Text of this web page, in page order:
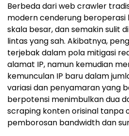
Berbeda dari web crawler
modern cenderung beroperasi
skala besar, dan semakin sulit
lintas yang sah. Akibatnya,
terjebak dalam pola mitigasi
alamat IP, namun kemudian
kemunculan IP baru dalam
variasi dan penyamaran yang
berpotensi menimbulkan dua
scraping konten orisinal tanpa
pemborosan bandwidth dan